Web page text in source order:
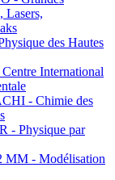
Lasers,
des Hautes
International
- Chimie des
- Physique par
- Modélisation